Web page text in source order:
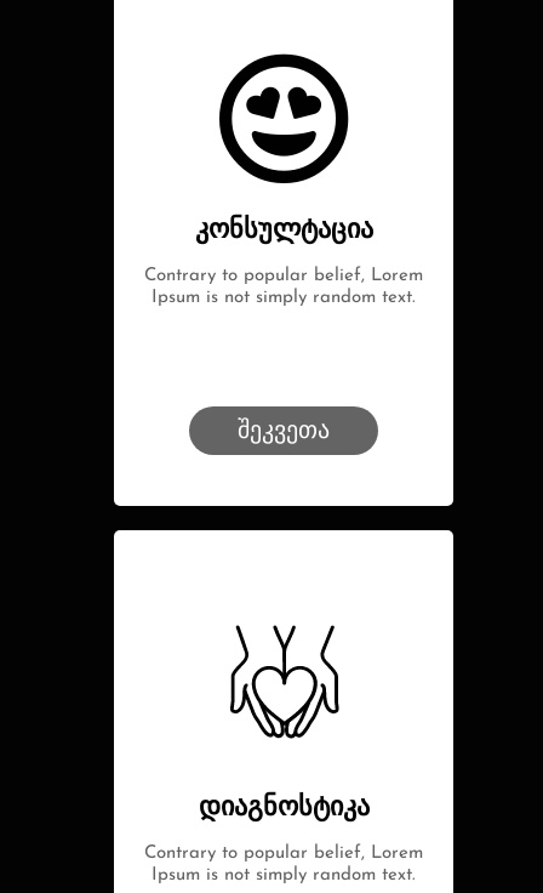
კონსულტაცია
Contrary to popular belief, Lorem
Ipsum is not simply random text.
შეკვეთა
დიაგნოსტიკა
Contrary to popular belief, Lorem
Ipsum is not simply random text.